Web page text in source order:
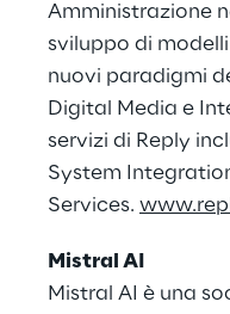
Amministrazione
sviluppo di
nuovi paradigmi
Digital Media e
servizi di Reply
System
Services.
Mistral AI
Mistral AI è una